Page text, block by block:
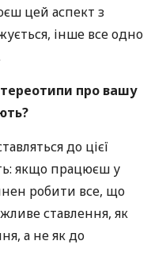
цей аспект з
інше все одно
про вашу
до цієї
якщо працюєш у
робити все, що
ставлення, як
а не як до